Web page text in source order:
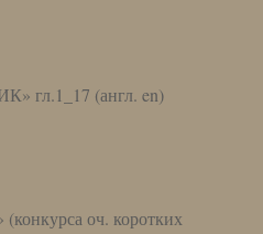
гл.1_17 (англ. en)
оч. коротких